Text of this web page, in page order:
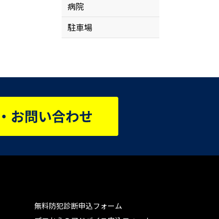
病院
駐車場
無料防犯診断申込フォーム